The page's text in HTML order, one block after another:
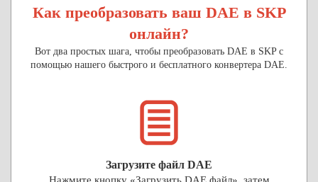
Как преобразовать ваш DAE в SKP
онлайн?
Вот два простых шага, чтобы преобразовать DAE в SKP с
помощью нашего быстрого и бесплатного конвертера DAE.
Загрузите файл DAE